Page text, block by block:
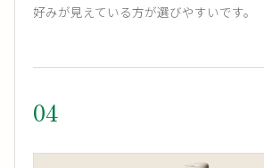
好みが見えている方が選びやすいです。
04